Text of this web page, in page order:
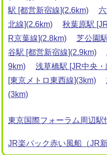
駅 [都営新宿線](2.6km)
北線](2.6km)
秋葉原駅
R京葉線](2.8km)
芝公園
谷駅 [都営新宿線](2.9km)
9km)
浅草橋駅 [JR中央
[東京メトロ東西線](3km)
(3km)
東京国際フォーラム周辺駅
JR楽パック赤い風船（JR